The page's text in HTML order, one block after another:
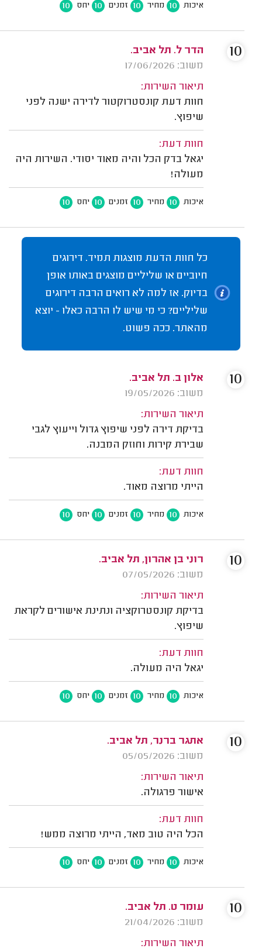
איכות 10 מחיר 10 זמנים 10 יחס 10
הדר ל. תל אביב.
משוב: 17/06/2026
תיאור השירות:
חוות דעת קונסטרוקטור לדירה ישנה לפני
שיפוץ.
חוות דעת:
יגאל בדק הכל והיה מאוד יסודי. השירות היה
מעולה!
איכות 10 מחיר 10 זמנים 10 יחס 10
10
כל חוות הדעת מוצגות תמיד. דירוגים
חיוביים או שליליים מוצגים באותו אופן
בדיוק. אז למה לא רואים הרבה דירוגים
שליליים? כי מי שיש לו הרבה כאלו - יוצא
מהאתר. ככה פשוט.
אלון ב. תל אביב.
משוב: 19/05/2026
תיאור השירות:
בדיקת דירה לפני שיפוץ גדול וייעוץ לגבי
שבירת קירות וחוזק המבנה.
חוות דעת:
הייתי מרוצה מאוד.
איכות 10 מחיר 10 זמנים 10 יחס 10
10
רוני בן אהרון, תל אביב.
משוב: 07/05/2026
תיאור השירות:
בדיקת קונסטרוקציה ונתינת אישורים לקראת
שיפוץ.
חוות דעת:
יגאל היה מעולה.
איכות 10 מחיר 10 זמנים 10 יחס 10
10
אתגר ברנר, תל אביב.
משוב: 05/05/2026
תיאור השירות:
אישור פרגולה.
חוות דעת:
הכל היה טוב מאד, הייתי מרוצה ממש!
איכות 10 מחיר 10 זמנים 10 יחס 10
10
עומר ט. תל אביב.
משוב: 21/04/2026
תיאור השירות:
10